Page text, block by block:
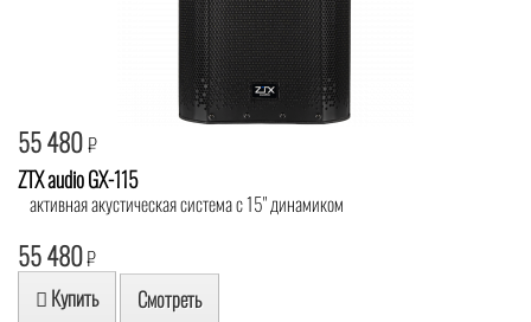
55 480₽
ZTX audio GX-115
активная акустическая система с 15" динамиком
55 480₽
Купить Смотреть